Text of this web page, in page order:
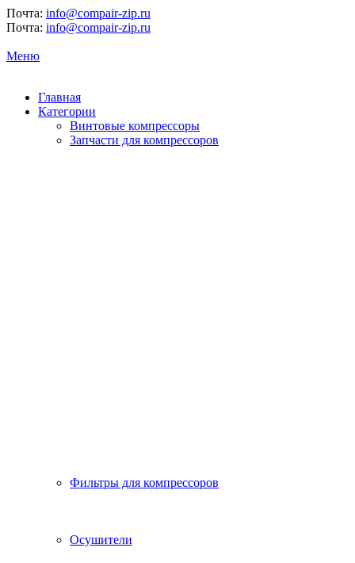
Почта: info@compair-zip.ru
Почта: info@compair-zip.ru
Меню
Главная
Категории
Винтовые компрессоры
Запчасти для компрессоров
Фильтры для компрессоров
Осушители